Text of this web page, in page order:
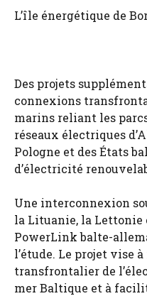
L’île énergétique de
Des projets
connexions
marins reliant les
réseaux électriques
Pologne et des États
d’électricité
Une interconnexion
la Lituanie, la Lettonie
PowerLink balte-
l’étude. Le projet vise
transfrontalier de
mer Baltique et à